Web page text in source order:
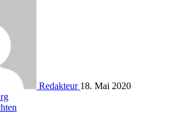
Redakteur 18. Mai 2020